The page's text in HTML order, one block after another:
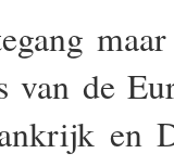
van de
en